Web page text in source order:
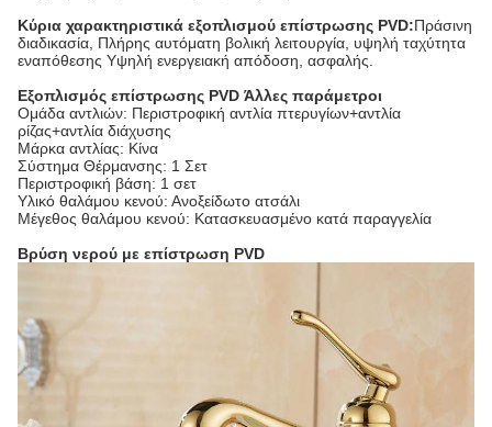
Κύρια χαρακτηριστικά εξοπλισμού επίστρωσης PVD:Πράσινη
διαδικασία, Πλήρης αυτόματη βολική λειτουργία, υψηλή ταχύτητα
εναπόθεσης Υψηλή ενεργειακή απόδοση, ασφαλής.
Εξοπλισμός επίστρωσης PVD Άλλες παράμετροι
Ομάδα αντλιών: Περιστροφική αντλία πτερυγίων+αντλία
ρίζας+αντλία διάχυσης
Μάρκα αντλίας: Κίνα
Σύστημα Θέρμανσης: 1 Σετ
Περιστροφική βάση: 1 σετ
Υλικό θαλάμου κενού: Ανοξείδωτο ατσάλι
Μέγεθος θαλάμου κενού: Κατασκευασμένο κατά παραγγελία
Βρύση νερού με επίστρωση PVD